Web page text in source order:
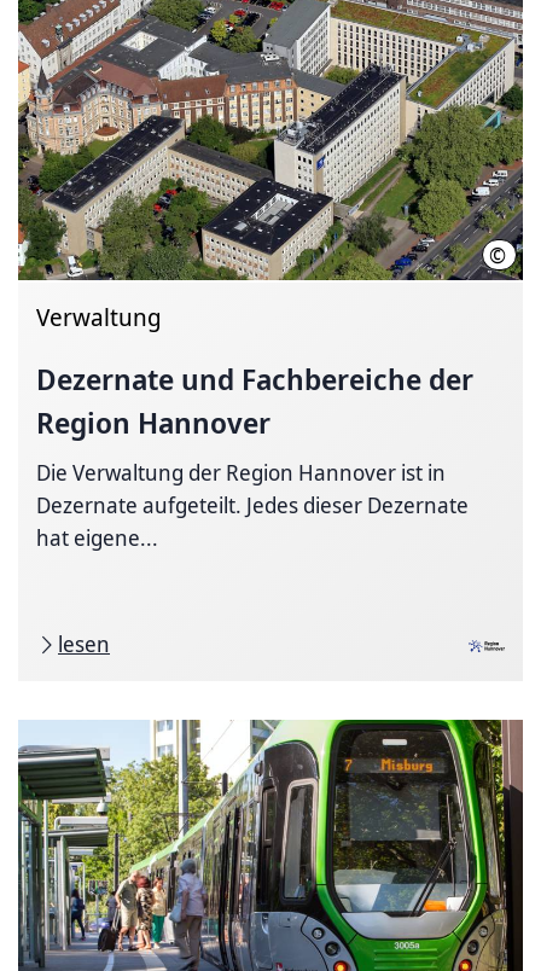
©
Verwaltung
Dezernate und Fachbereiche der
Region Hannover
Die Verwaltung der Region Hannover ist in
Dezernate aufgeteilt. Jedes dieser Dezernate
hat eigene...
lesen